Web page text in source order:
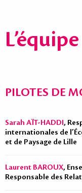
L’équipe
PILOTES DE
Sarah AÏT-HADDI,
internationales de
et de Paysage de Lille
Laurent BAROUX,
Responsable des